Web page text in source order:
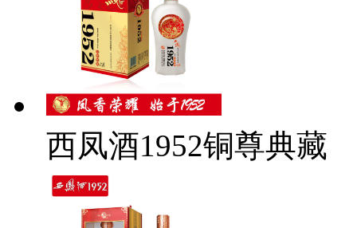
西凤酒1952铜尊典藏